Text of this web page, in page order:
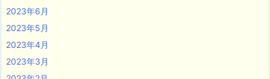
2023年6月
2023年5月
2023年4月
2023年3月